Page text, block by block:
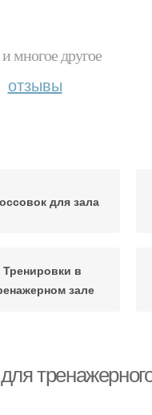
многое другое
отзывы
для зала
Тренировки в
зале